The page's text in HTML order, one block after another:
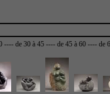
---- de 30 à 45 ---- de 45 à 60 ---- de